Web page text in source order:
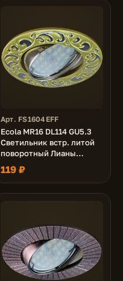
Арт. FS1604EFF
Ecola MR16 DL114 GU5.3
Светильник встр. литой
поворотный Лианы
Сатин-Золото/Хром
25x90
119 ₽